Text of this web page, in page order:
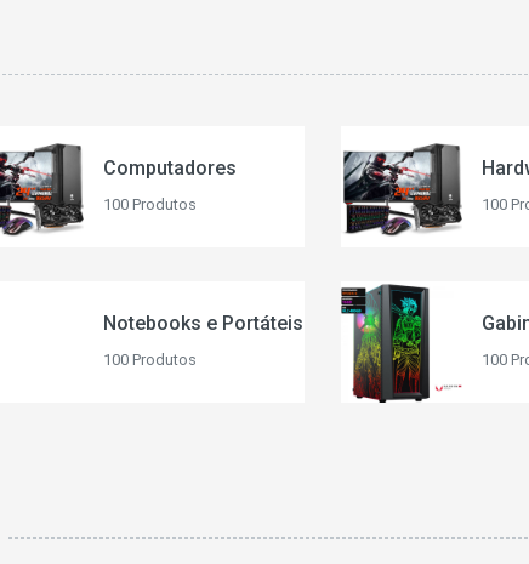
Computadores
100 Produtos 100
Notebooks e Portáteis
100 Produtos 100